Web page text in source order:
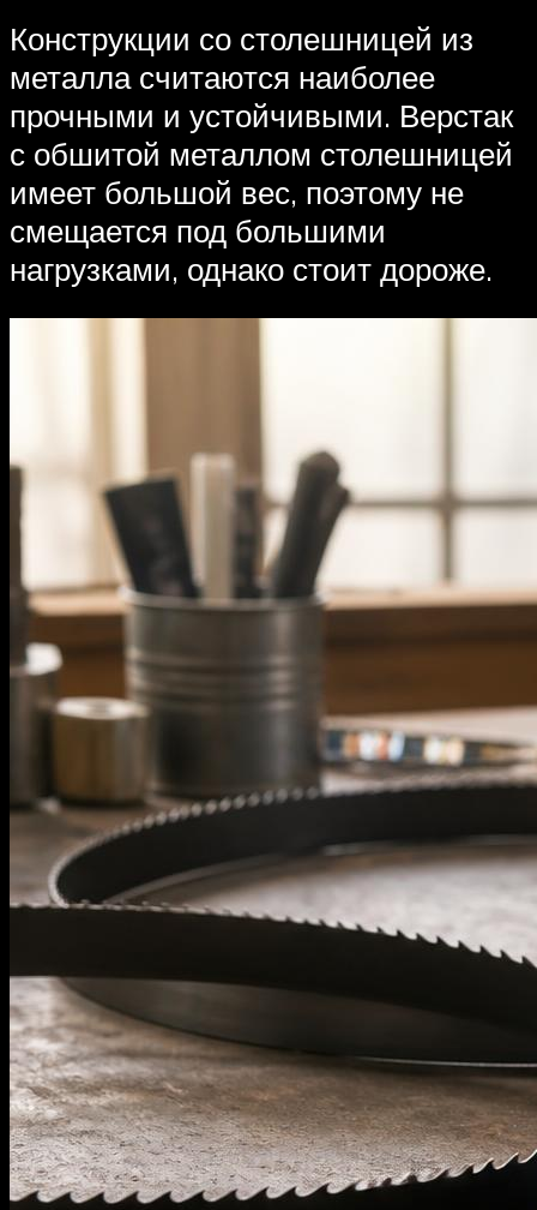
Конструкции со столешницей из
металла считаются наиболее
прочными и устойчивыми. Верстак
с обшитой металлом столешницей
имеет большой вес, поэтому не
смещается под большими
нагрузками, однако стоит дороже.